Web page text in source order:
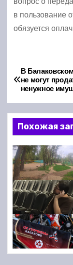
в пользование
обязуется
Н
а
в
и
г
а
ц
и
я
п
В
не могут
ненужное
Похожая